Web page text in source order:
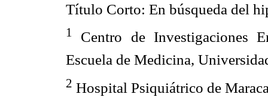
Título Corto: En búsqueda del
1
Centro de Investigaciones
Escuela de Medicina,
2 Hospital Psiquiátrico de